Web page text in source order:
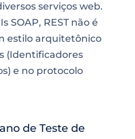
serviços web.
SOAP, REST não é
estilo arquitetônico
(Identificadores
e no protocolo
de Teste de